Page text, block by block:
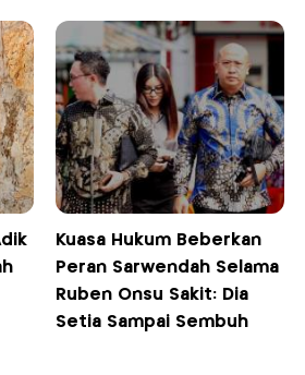
Kuasa Hukum Beberkan
Peran Sarwendah Selama
Ruben Onsu Sakit: Dia
Setia Sampai Sembuh